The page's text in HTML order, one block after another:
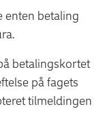
enten betaling
betalingskortet
på fagets
tilmeldingen